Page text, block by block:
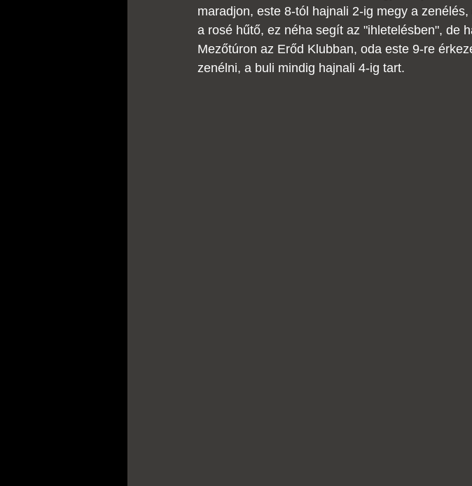
maradjon, este 8-tól hajnali 2-ig megy a
a rosé hűtő, ez néha segít az "ihletelésben", de
Mezőtúron az Erőd Klubban, oda este 9-re
zenélni, a buli mindig hajnali 4-ig tart.